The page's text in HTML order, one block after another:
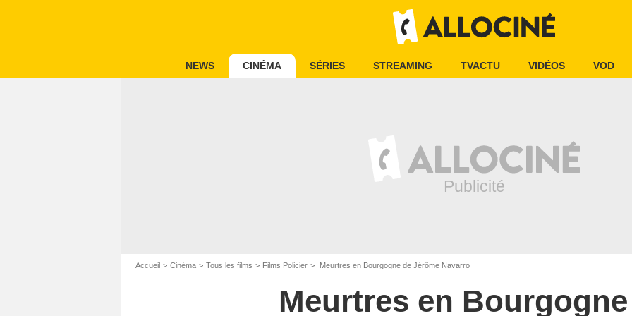
NEWS CINÉMA SÉRIES STREAMING TVACTU VIDÉOS VOD
Accueil Cinéma Tous les films Films Policier Meurtres en Bourgogne de Jérôme Navarro
Meurtres en Bourgogne